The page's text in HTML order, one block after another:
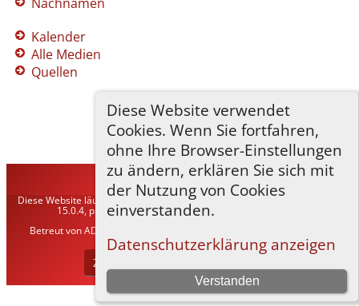
Diese Website verwendet
Cookies. Wenn Sie fortfahren,
ohne Ihre Browser-Einstellungen
zu ändern, erklären Sie sich mit
der Nutzung von Cookies
einverstanden.
Datenschutzerklärung anzeigen
Verstanden
Kalender
Alle Medien
Quellen
TNG-ADLER©2026
Diese Website läuft mitThe Next Generation of Genealogy Sitebuilding
15.0.4, programmiert von Darrin Lythgoe © 2001-2026.
Betreut vonADLER Heraldisch-Genealogische Gesellschaft, Wien
Datenschutzerklärung.
Zur Desktop-Webseite wechseln